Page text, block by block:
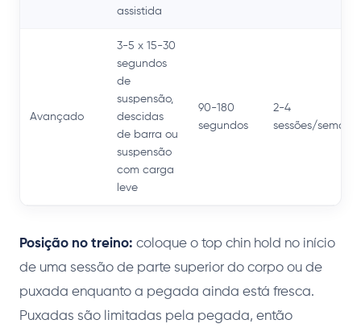
assistida
Avançado
3-5 x 15-30
segundos
de
suspensão,
descidas
de barra ou
suspensão
com carga
leve
90-180
segundos
2-4
sessões/semana
Posição no treino: coloque o top chin hold no início
de uma sessão de parte superior do corpo ou de
puxada enquanto a pegada ainda está fresca.
Puxadas são limitadas pela pegada, então